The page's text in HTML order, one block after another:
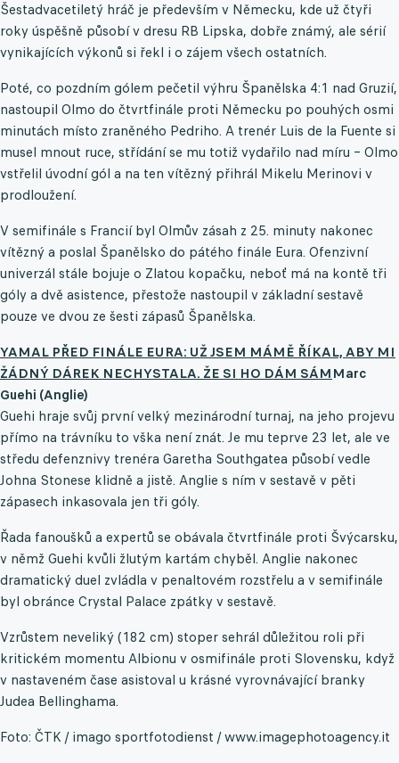
Šestadvacetiletý hráč je především v Německu, kde už čtyři
roky úspěšně působí v dresu RB Lipska, dobře známý, ale sérií
vynikajících výkonů si řekl i o zájem všech ostatních.
Poté, co pozdním gólem pečetil výhru Španělska 4:1 nad Gruzií,
nastoupil Olmo do čtvrtfinále proti Německu po pouhých osmi
minutách místo zraněného Pedriho. A trenér Luis de la Fuente si
musel mnout ruce, střídání se mu totiž vydařilo nad míru – Olmo
vstřelil úvodní gól a na ten vítězný přihrál Mikelu Merinovi v
prodloužení.
V semifinále s Francií byl Olmův zásah z 25. minuty nakonec
vítězný a poslal Španělsko do pátého finále Eura. Ofenzivní
univerzál stále bojuje o Zlatou kopačku, neboť má na kontě tři
góly a dvě asistence, přestože nastoupil v základní sestavě
pouze ve dvou ze šesti zápasů Španělska.
YAMAL PŘED FINÁLE EURA: UŽ JSEM MÁMĚ ŘÍKAL, ABY MI
ŽÁDNÝ DÁREK NECHYSTALA. ŽE SI HO DÁM SÁM Marc
Guehi (Anglie)
Guehi hraje svůj první velký mezinárodní turnaj, na jeho projevu
přímo na trávníku to vška není znát. Je mu teprve 23 let, ale ve
středu defenznivy trenéra Garetha Southgatea působí vedle
Johna Stonese klidně a jistě. Anglie s ním v sestavě v pěti
zápasech inkasovala jen tři góly.
Řada fanoušků a expertů se obávala čtvrtfinále proti Švýcarsku,
v němž Guehi kvůli žlutým kartám chyběl. Anglie nakonec
dramatický duel zvládla v penaltovém rozstřelu a v semifinále
byl obránce Crystal Palace zpátky v sestavě.
Vzrůstem neveliký (182 cm) stoper sehrál důležitou roli při
kritickém momentu Albionu v osmifinále proti Slovensku, když
v nastaveném čase asistoval u krásné vyrovnávající branky
Judea Bellinghama.
Foto: ČTK / imago sportfotodienst / www.imagephotoagency.it